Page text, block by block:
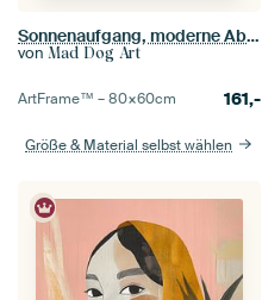
Sonnenaufgang, moderne Abstraktion in Pastell Gelb
von Mad Dog Art
ArtFrame™ –80×60cm 161,-
Größe & Material selbst wählen